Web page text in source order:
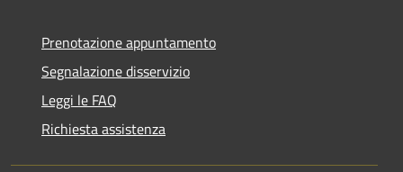
Prenotazione appuntamento
Segnalazione disservizio
Leggi le FAQ
Richiesta assistenza